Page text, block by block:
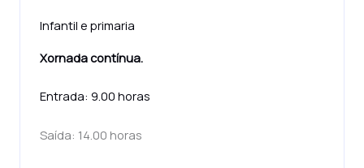
Infantil e primaria
Xornada contínua.
Entrada: 9.00 horas
Saída: 14.00 horas